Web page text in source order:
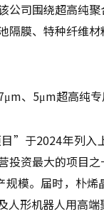
司围绕超高纯聚
隔膜、特种纤维
、5μm超高纯专
”于2024年列入
投资最大的项目
模。届时，朴
形机器人用高端